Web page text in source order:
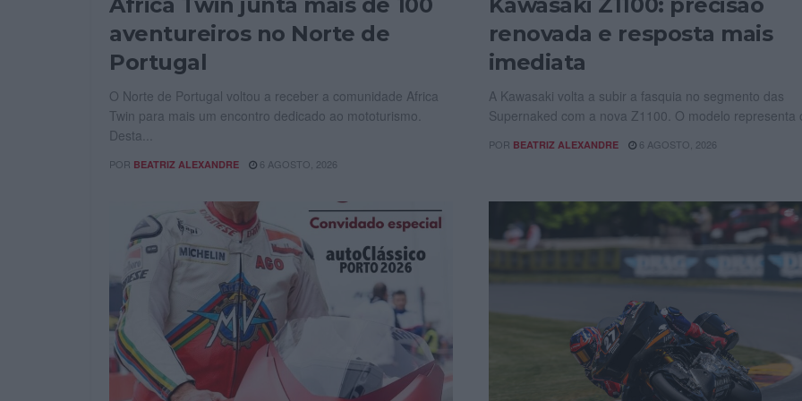
Africa Twin junta mais de 100
aventureiros no Norte de
Portugal
O Norte de Portugal voltou a receber a comunidade Africa
Twin para mais um encontro dedicado ao mototurismo.
Desta...
POR BEATRIZ ALEXANDRE 6 AGOSTO, 2026
Kawasaki Z1100: precisão
renovada e resposta mais
imediata
A Kawasaki volta a subir a fasquia no segmento das
Supernaked com a nova Z1100. O modelo representa
POR BEATRIZ ALEXANDRE 6 AGOSTO, 2026